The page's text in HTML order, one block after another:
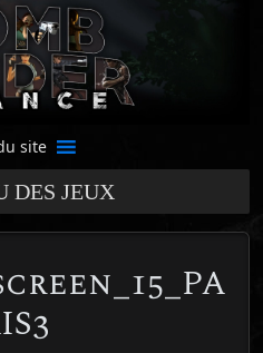
site
DES JEUX